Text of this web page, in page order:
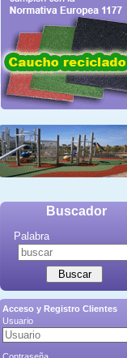
Buscador
Palabra
Acceso y Registro Clientes
Usuario
Contraseña